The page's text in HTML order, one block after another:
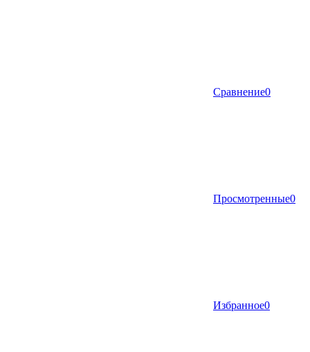
Сравнение0
Просмотренные0
Избранное0